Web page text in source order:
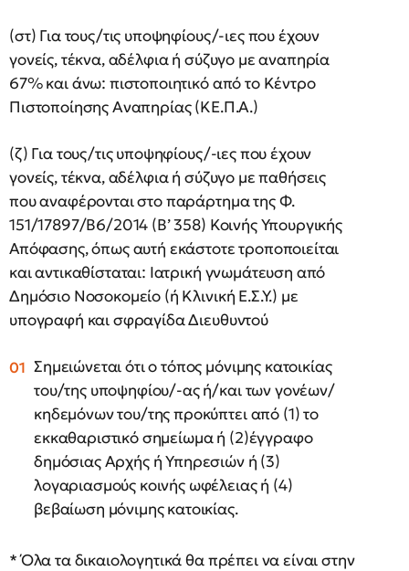
(στ) Για τους/τις υποψηφίους/-ιες που έχουν
γονείς, τέκνα, αδέλφια ή σύζυγο με αναπηρία
67% και άνω: πιστοποιητικό από το Κέντρο
Πιστοποίησης Αναπηρίας (ΚΕ.Π.Α.)
(ζ) Για τους/τις υποψηφίους/-ιες που έχουν
γονείς, τέκνα, αδέλφια ή σύζυγο με παθήσεις
που αναφέρονται στο παράρτημα της Φ.
151/17897/Β6/2014 (Β’ 358) Κοινής Υπουργικής
Απόφασης, όπως αυτή εκάστοτε τροποποιείται
και αντικαθίσταται: Ιατρική γνωμάτευση από
Δημόσιο Νοσοκομείο (ή Κλινική Ε.Σ.Υ.) με
υπογραφή και σφραγίδα Διευθυντού
Σημειώνεται ότι ο τόπος μόνιμης κατοικίας
του/της υποψηφίου/-ας ή/και των γονέων/
κηδεμόνων του/της προκύπτει από (1) το
εκκαθαριστικό σημείωμα ή (2)έγγραφο
δημόσιας Αρχής ή Υπηρεσιών ή (3)
λογαριασμούς κοινής ωφέλειας ή (4)
βεβαίωση μόνιμης κατοικίας.
* Όλα τα δικαιολογητικά θα πρέπει να είναι στην